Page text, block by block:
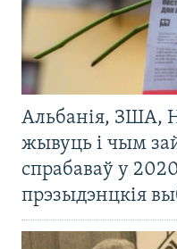
Альбанія, ЗША,
жывуць і чым
спрабаваў у
прэзыдэнцкія